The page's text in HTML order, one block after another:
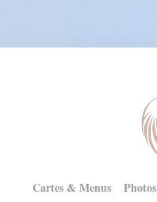
Cartes & Menus Photos